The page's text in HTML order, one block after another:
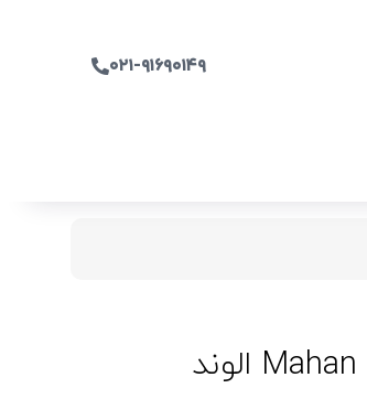
۰۲۱-۹۱۶۹۰۱۴۹